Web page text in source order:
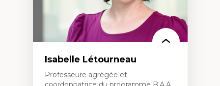
Isabelle Létourneau
Professeure agrégée et